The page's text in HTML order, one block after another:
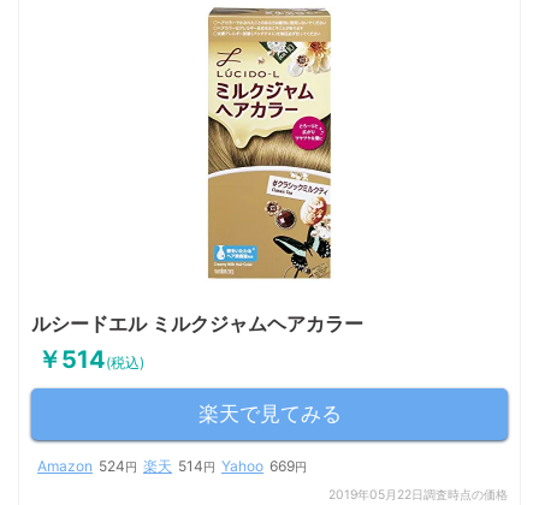
ルシードエル ミルクジャムヘアカラー
￥514(税込)
楽天で見てみる
Amazon 524円 楽天 514円 Yahoo 669円
2019年05月22日調査時点の価格